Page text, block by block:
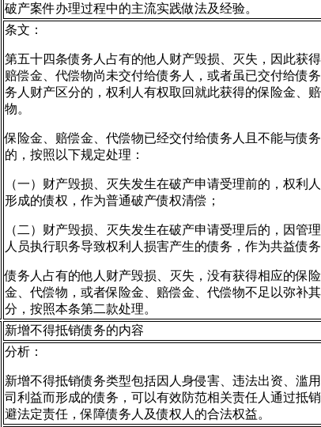
破产案件办理过程中的主流实践做法及经验。
条文：
第五十四条债务人占有的他人财产毁损、灭失，因此获得
赔偿金、代偿物尚未交付给债务人，或者虽已交付给债
务人财产区分的，权利人有权取回就此获得的保险金、
物。
保险金、赔偿金、代偿物已经交付给债务人且不能与债
的，按照以下规定处理：
（一）财产毁损、灭失发生在破产申请受理前的，权利
形成的债权，作为普通破产债权清偿；
（二）财产毁损、灭失发生在破产申请受理后的，因管
人员执行职务导致权利人损害产生的债务，作为共益债务
债务人占有的他人财产毁损、灭失，没有获得相应的保
金、代偿物，或者保险金、赔偿金、代偿物不足以弥补
分，按照本条第二款处理。
新增不得抵销债务的内容
分析：
新增不得抵销债务类型包括因人身侵害、违法出资、滥
司利益而形成的债务，可以有效防范相关责任人通过抵
避法定责任，保障债务人及债权人的合法权益。